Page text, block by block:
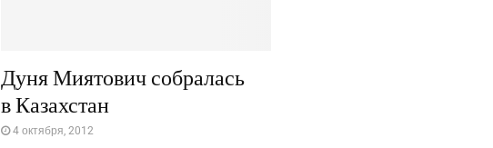
Дуня Миятович собралась
в Казахстан
4 октября, 2012